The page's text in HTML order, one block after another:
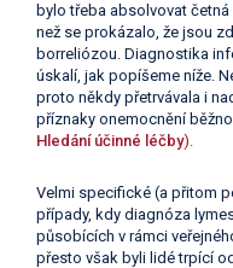
bylo třeba absolvovat
než se prokázalo, že jsou
borreliózou. Diagnostika
úskalí, jak popíšeme níže.
proto někdy přetrvávala i
příznaky onemocnění
Hledání účinné léčby).
Velmi specifické (a přitom
případy, kdy diagnóza
působících v rámci
přesto však byli lidé trpící